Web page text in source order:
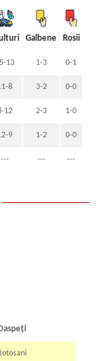
Galbene Rosii
13 1-3 0-1
8 3-2 0-0
12 2-3 1-0
9 1-2 0-0
--- --- ---